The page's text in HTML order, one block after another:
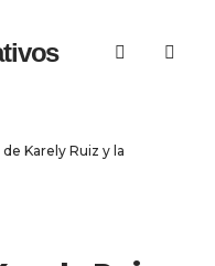
Karely Ruiz y la